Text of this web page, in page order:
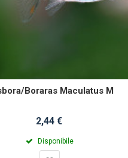
Boraras Maculatus M
2,44 €
Disponibile